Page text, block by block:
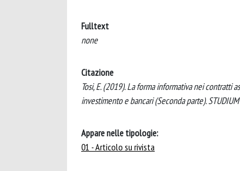
Fulltext
none
Citazione
Tosi, E. (2019). La forma informativa nei
investimento e bancari (Seconda parte).
Appare nelle tipologie:
01 - Articolo su rivista